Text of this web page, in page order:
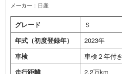
メーカー：日産
グレード
Ｓ
年式（初度登録年）
2023年
車検
車検２年付き
走行距離
2.2万km